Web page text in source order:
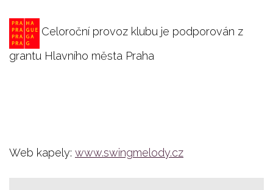
Celoroční provoz klubu je podporován z
grantu Hlavního města Praha
Web kapely: www.swingmelody.cz